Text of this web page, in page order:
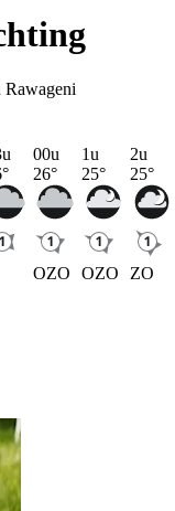
Rawageni
°
00u
26°
OZO
1u
25°
OZO
2u
25°
ZO